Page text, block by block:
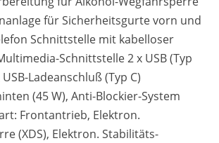
für Sicherheitsgurte vorn und
Schnittstelle mit kabelloser
Schnittstelle 2 x USB (Typ
Ladeanschluß (Typ C)
(45 W), Anti-Blockier-System
Frontantrieb, Elektron.
(XDS), Elektron. Stabilitäts-